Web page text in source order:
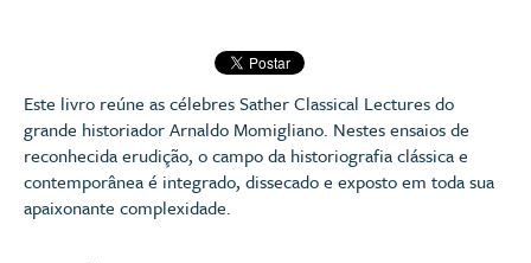
Este livro reúne as célebres Sather Classical Lectures do
grande historiador Arnaldo Momigliano. Nestes ensaios de
reconhecida erudição, o campo da historiografia clássica e
contemporânea é integrado, dissecado e exposto em toda sua
apaixonante complexidade.